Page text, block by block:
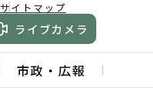
サイトマップ
ライブカメラ
市政・広報